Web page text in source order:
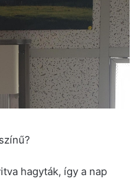
hagyták, így a nap